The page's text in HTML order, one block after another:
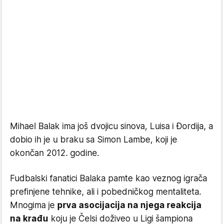
Mihael Balak ima još dvojicu sinova, Luisa i Đordija, a
dobio ih je u braku sa Simon Lambe, koji je
okončan 2012. godine.
Fudbalski fanatici Balaka pamte kao veznog igrača
prefinjene tehnike, ali i pobedničkog mentaliteta.
Mnogima je prva asocijacija na njega reakcija
na krađu koju je Čelsi doživeo u Ligi šampiona